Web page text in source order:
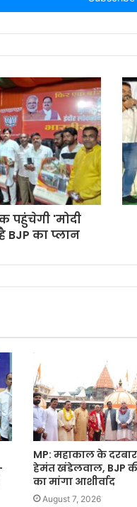
पहुंचेगी 'मोदी
BJP का प्लान
MP: महाकाल के
हेमंत खंडेलवाल, BJP
का मांगा आशीर्वाद
August 7, 2026